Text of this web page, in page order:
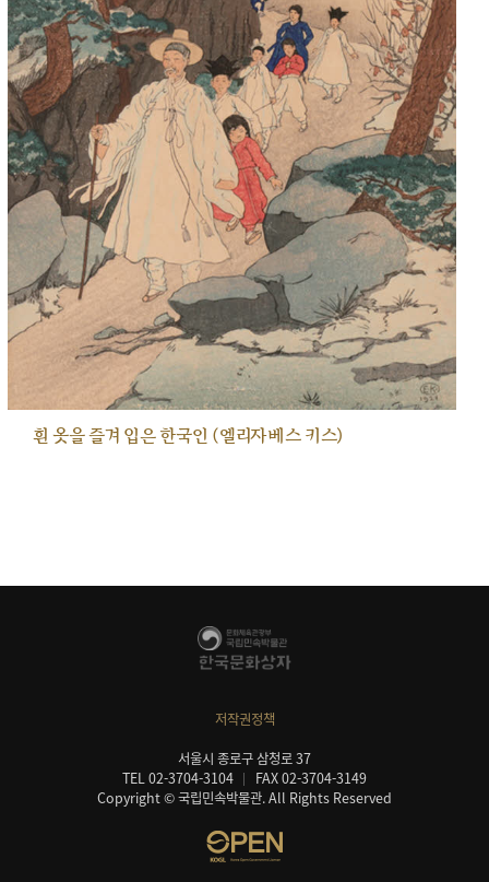
흰 옷을 즐겨 입은 한국인 (엘리자베스 키스)
저작권정책
서울시 종로구 삼청로 37
TEL 02-3704-3104
FAX 02-3704-3149
Copyright © 국립민속박물관. All Rights Reserved